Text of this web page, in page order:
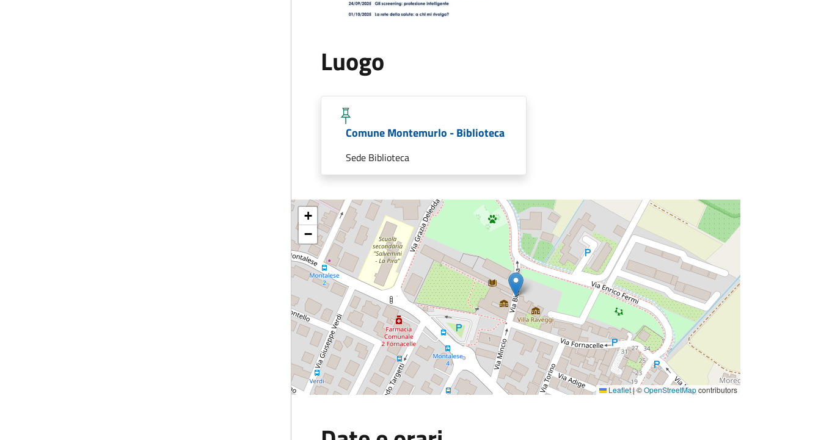
Luogo
Comune Montemurlo - Biblioteca
Sede Biblioteca
+
−
Leaflet|©OpenStreetMapcontributors